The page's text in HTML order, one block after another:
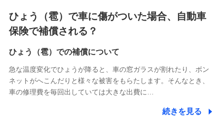
4.家族・友達紹介にて取得した個人情報
被紹介者への連絡、及び当社と取引のあるもしくは委託を受
けている保険会社・提携会社の保険その他に関する情報を提
供し、金融商品等の契約を勧奨するため
アンケートやキャンペーン等の実施のため
上記に係る連絡・手続き・管理等付帯業務を行うため
5.通話録音にて取得する情報
ひょう（雹）で車に傷がついた場合、自動車
保険で補償される？
ひょう（雹）での補償について
急な温度変化でひょうが降ると、車の窓ガラスが割れたり、ボン
ネットがへこんだりと様々な被害をもらたします。そんなとき、
車の修理費を毎回出していては大きな出費に…
続きを見る